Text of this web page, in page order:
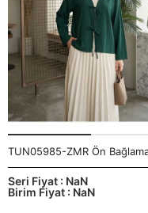
Birim Fiyat : NaN
Seri Fiyat : NaN